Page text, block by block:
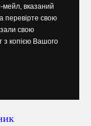
мейл, вказаний
перевірте свою
свою
з копією Вашого